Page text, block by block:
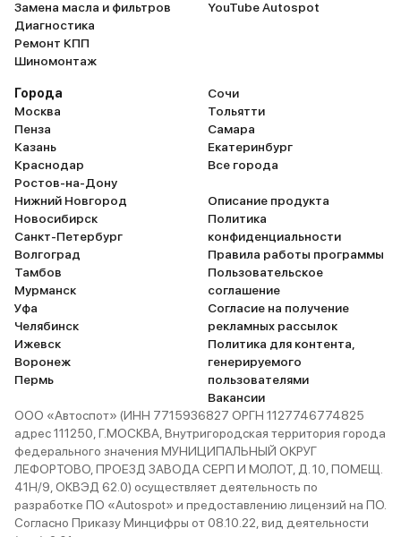
уровень
Замена масла и фильтров
Диагностика
Ремонт КПП
Шиномонтаж
YouTube Autospot
Города
Москва
Пенза
Казань
Краснодар
Ростов-на-Дону
Нижний Новгород
Новосибирск
Санкт-Петербург
Волгоград
Тамбов
Мурманск
Уфа
Челябинск
Ижевск
Воронеж
Пермь
Сочи
Тольятти
Самара
Екатеринбург
Все города
Описание продукта
Политика
конфиденциальности
Правила работы программы
Пользовательское
соглашение
Согласие на получение
рекламных рассылок
Политика для контента,
генерируемого
пользователями
Вакансии
ООО «Автоспот» (ИНН 7715936827 ОРГН 1127746774825
адрес 111250, Г.МОСКВА, Внутригородская территория города
федерального значения МУНИЦИПАЛЬНЫЙ ОКРУГ
ЛЕФОРТОВО, ПРОЕЗД ЗАВОДА СЕРП И МОЛОТ, Д. 10, ПОМЕЩ.
41Н/9, ОКВЭД 62.0) осуществляет деятельность по
разработке ПО «Autospot» и предоставлению лицензий на ПО.
Согласно Приказу Минцифры от 08.10.22, вид деятельности